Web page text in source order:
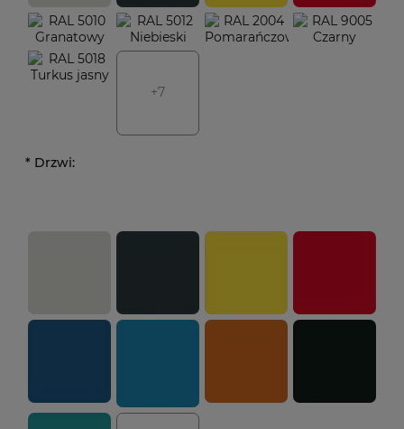
+7
* Drzwi: